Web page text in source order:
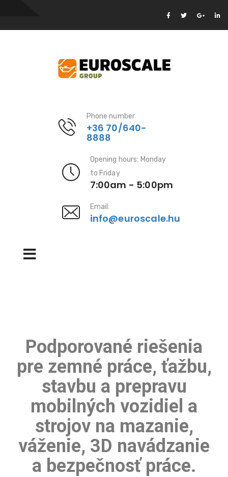
Phone number
+36 70/640-
8888
Opening hours: Monday
to Friday
7:00am - 5:00pm
Email:
info@euroscale.hu
Podporované riešenia
pre zemné práce, ťažbu,
stavbu a prepravu
mobilných vozidiel a
strojov na mazanie,
váženie, 3D navádzanie
a bezpečnosť práce.